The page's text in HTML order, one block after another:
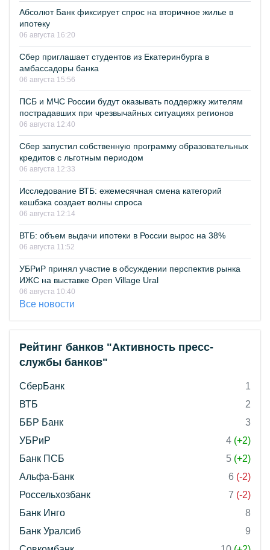
Абсолют Банк фиксирует спрос на вторичное жилье в
ипотеку
06 августа 16:20
Сбер приглашает студентов из Екатеринбурга в
амбассадоры банка
06 августа 15:56
ПСБ и МЧС России будут оказывать поддержку жителям
пострадавших при чрезвычайных ситуациях регионов
06 августа 12:40
Сбер запустил собственную программу образовательных
кредитов с льготным периодом
06 августа 12:33
Исследование ВТБ: ежемесячная смена категорий
кешбэка создает волны спроса
06 августа 12:14
ВТБ: объем выдачи ипотеки в России вырос на 38%
06 августа 11:52
УБРиР принял участие в обсуждении перспектив рынка
ИЖС на выставке Open Village Ural
06 августа 10:40
Все новости
Рейтинг банков "Активность пресс-
службы банков"
СберБанк
1
ВТБ
2
ББР Банк
3
УБРиР
4 (+2)
Банк ПСБ
5 (+2)
Альфа-Банк
6 (-2)
Россельхозбанк
7 (-2)
Банк Инго
8
Банк Уралсиб
9